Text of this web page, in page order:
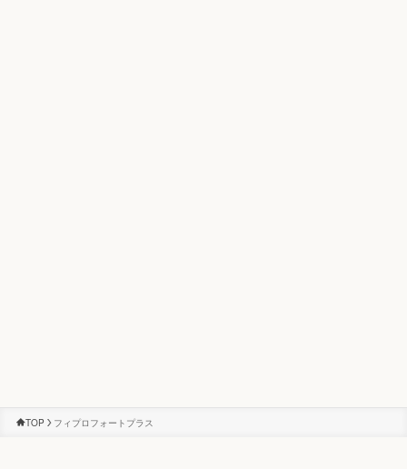
TOP フィプロフォートプラス